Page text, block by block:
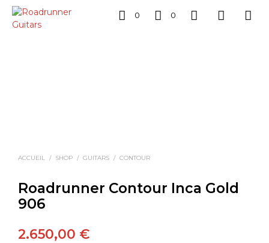
0 0
ACCUEIL / SHOP / GUITARS / CONTOUR
Roadrunner Contour Inca Gold
906
2.650,00 €